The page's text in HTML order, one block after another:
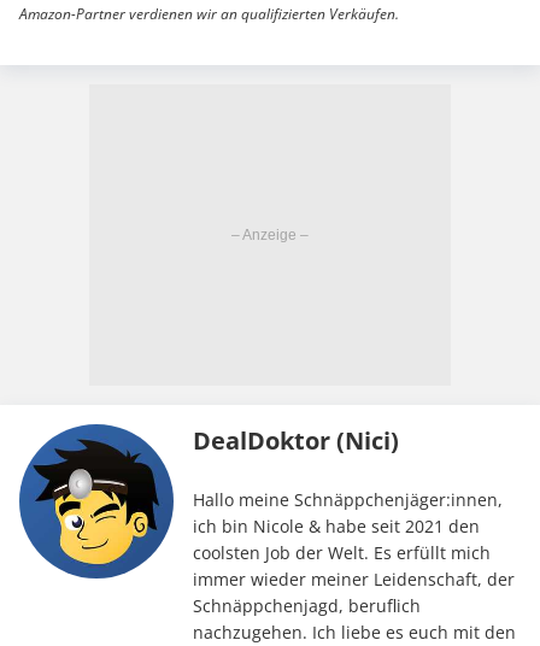
Amazon-Partner verdienen wir an qualifizierten Verkäufen.
DealDoktor (Nici)
Hallo meine Schnäppchenjäger:innen,
ich bin Nicole & habe seit 2021 den
coolsten Job der Welt. Es erfüllt mich
immer wieder meiner Leidenschaft, der
Schnäppchenjagd, beruflich
nachzugehen. Ich liebe es euch mit den